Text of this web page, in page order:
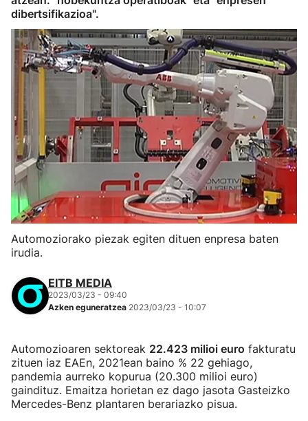
dibertsifikazioa".
Automoziorako piezak egiten dituen enpresa baten
irudia.
EITB MEDIA
2023/03/23 - 09:40
Azken eguneratzea 2023/03/23 - 10:07
Automozioaren sektoreak 22.423 milioi euro fakturatu
zituen iaz EAEn, 2021ean baino % 22 gehiago,
pandemia aurreko kopurua (20.300 milioi euro)
gaindituz. Emaitza horietan ez dago jasota Gasteizko
Mercedes-Benz plantaren berariazko pisua.